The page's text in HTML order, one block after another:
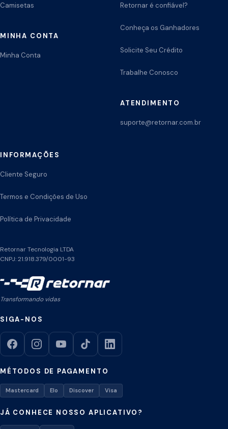
Camisetas
MINHA CONTA
Minha Conta
Retornar é confiável?
Conheça os Ganhadores
Solicite Seu Crédito
Trabalhe Conosco
ATENDIMENTO
suporte@retornar.com.br
INFORMAÇÕES
Cliente Seguro
Termos e Condições de Uso
Política de Privacidade
Retornar Tecnologia LTDA
CNPJ: 21.918.379/0001-93
Transformando vidas
SIGA-NOS
MÉTODOS DE PAGAMENTO
Mastercard Elo Discover Visa
JÁ CONHECE NOSSO APLICATIVO?